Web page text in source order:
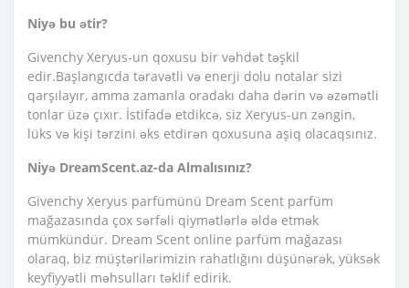
Niyə bu ətir?
Givenchy Xeryus-un qoxusu bir vəhdət təşkil
edir.Başlangıcda təravətli və enerji dolu notalar sizi
qarşılayır, amma zamanla oradakı daha dərin və əzəmətli
tonlar üzə çıxır. İstifadə etdikcə, siz Xeryus-un zəngin,
lüks və kişi tərzini əks etdirən qoxusuna aşiq olacaqsınız.
Niyə DreamScent.az-da Almalısınız?
Givenchy Xeryus parfümünü Dream Scent parfüm
mağazasında çox sərfəli qiymətlərlə əldə etmək
mümkündür. Dream Scent online parfüm mağazası
olaraq, biz müştərilərimizin rahatlığını düşünərək, yüksək
keyfiyyətli məhsulları təklif edirik.